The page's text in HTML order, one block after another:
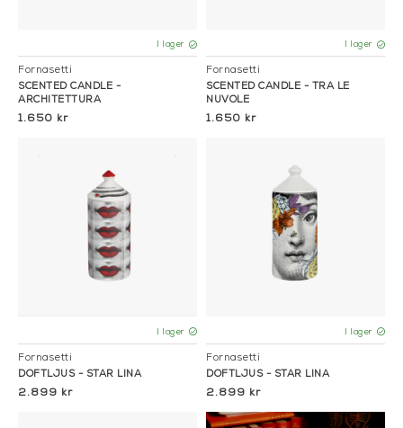
I lager
Fornasetti
SCENTED CANDLE -
ARCHITETTURA
1.650 kr
I lager
Fornasetti
SCENTED CANDLE - TRA LE
NUVOLE
1.650 kr
I lager
Fornasetti
DOFTLJUS - STAR LINA
2.899 kr
I lager
Fornasetti
DOFTLJUS - STAR LINA
2.899 kr